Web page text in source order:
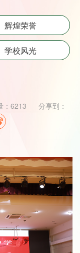
辉煌荣誉
学校风光
：6213 分享到：